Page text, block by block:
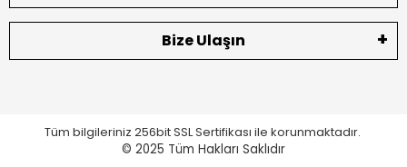
Bize Ulaşın
Tüm bilgileriniz 256bit SSL Sertifikası ile korunmaktadır.
© 2025 Tüm Hakları Saklıdır